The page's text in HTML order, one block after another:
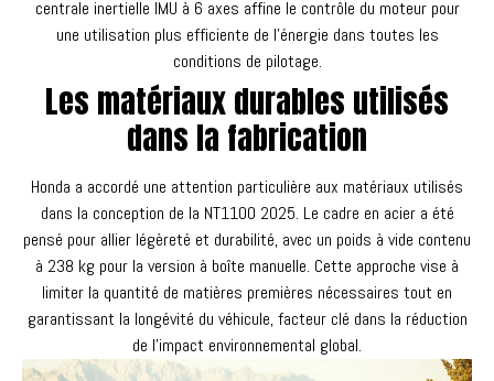
centrale inertielle IMU à 6 axes affine le contrôle du moteur pour
une utilisation plus efficiente de l'énergie dans toutes les
conditions de pilotage.
Les matériaux durables utilisés
dans la fabrication
Honda a accordé une attention particulière aux matériaux utilisés
dans la conception de la NT1100 2025. Le cadre en acier a été
pensé pour allier légèreté et durabilité, avec un poids à vide contenu
à 238 kg pour la version à boîte manuelle. Cette approche vise à
limiter la quantité de matières premières nécessaires tout en
garantissant la longévité du véhicule, facteur clé dans la réduction
de l'impact environnemental global.